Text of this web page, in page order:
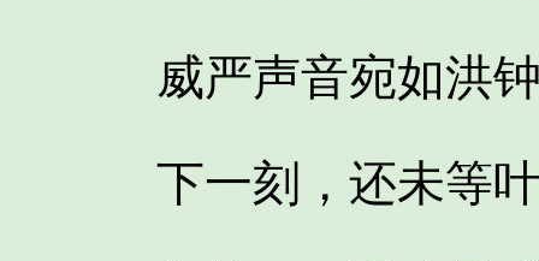
威严声音宛如洪钟
下一刻，还未等叶